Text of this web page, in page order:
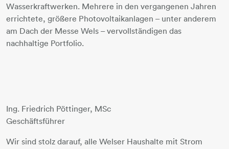
Wasserkraftwerken. Mehrere in den vergangenen Jahren
errichtete, größere Photovoltaikanlagen – unter anderem
am Dach der Messe Wels – vervollständigen das
nachhaltige Portfolio.
Ing. Friedrich Pöttinger, MSc
Geschäftsführer
Wir sind stolz darauf, alle Welser Haushalte mit Strom